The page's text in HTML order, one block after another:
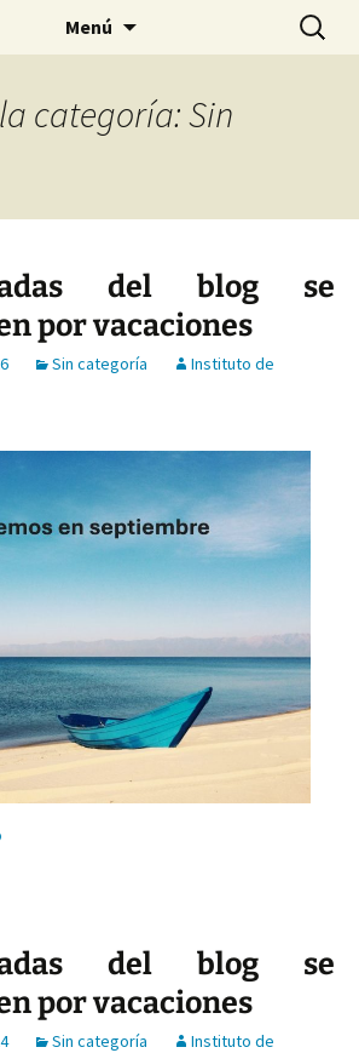
Menú Buscar:
categoría: Sin
del blog se
por vacaciones
Sin categoría
Instituto de
del blog se
por vacaciones
Sin categoría
Instituto de